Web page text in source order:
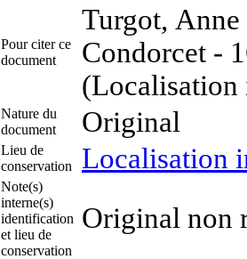
Pour citer ce
document
Turgot, Anne
Condorcet -
(Localisation
Nature du
document
Original
Lieu de
conservation
Localisation
Note(s)
interne(s)
identification
et lieu de
conservation
Original non